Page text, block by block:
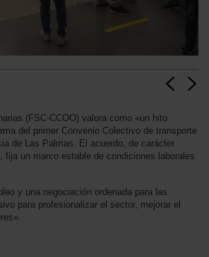
(FSC-CCOO) valora como «un hito
del primer Convenio Colectivo de transporte
de Las Palmas. El acuerdo, de carácter
un marco estable de condiciones laborales
y una negociación ordenada para las
para profesionalizar el sector, mejorar el